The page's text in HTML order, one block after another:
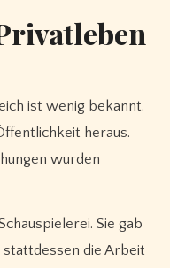
ist wenig bekannt.
heraus.
wurden
Sie gab
die Arbeit